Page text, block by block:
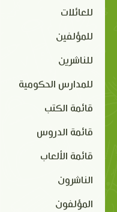
للعائلات
للمؤلفين
للناشرين
للمدارس الحكومية
قائمة الكتب
قائمة الدروس
قائمة الألعاب
الناشرون
المؤلفون